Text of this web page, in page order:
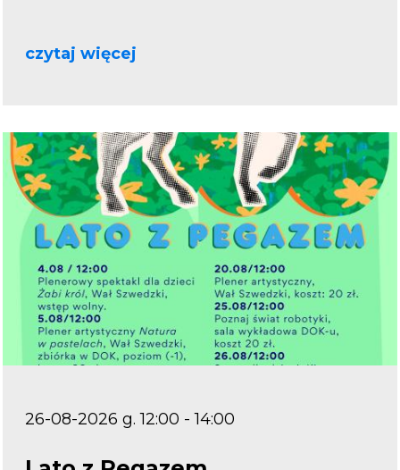
czytaj więcej
26-08-2026 g. 12:00 - 14:00